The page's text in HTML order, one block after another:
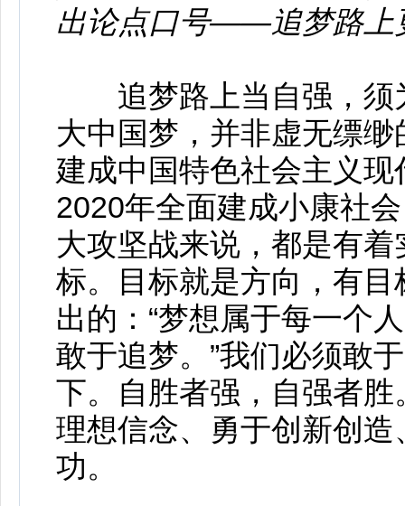
出论点口号——追梦路上
追梦路上当自强，须
大中国梦，并非虚无缥
建成中国特色社会主义
2020年全面建成小康社
大攻坚战来说，都是有
标。目标就是方向，有
出的：“梦想属于每一个
敢于追梦。”我们必须敢
下。自胜者强，自强者
理想信念、勇于创新创
功。